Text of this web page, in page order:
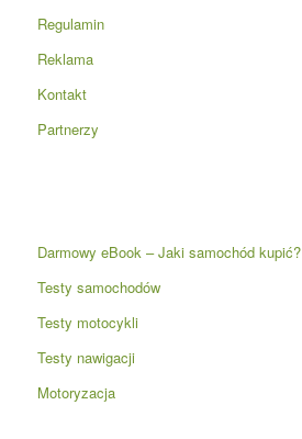
Regulamin
Reklama
Kontakt
Partnerzy
Darmowy eBook – Jaki samochód kupić?
Testy samochodów
Testy motocykli
Testy nawigacji
Motoryzacja